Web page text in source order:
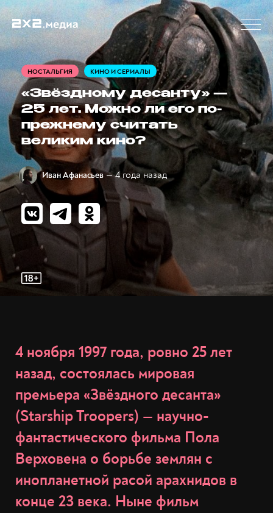
НОСТАЛЬГИЯ КИНО И СЕРИАЛЫ
«Звёздному десанту» —
25 лет. Можно ли его по-
прежнему считать
великим кино?
Иван Афанасьев — 4 года назад
4 ноября 1997 года, ровно 25 лет
назад, состоялась мировая
премьера «Звёздного десанта»
(Starship Troopers) — научно-
фантастического фильма Пола
Верховена о борьбе землян с
инопланетной расой арахнидов в
конце 23 века. Ныне фильм